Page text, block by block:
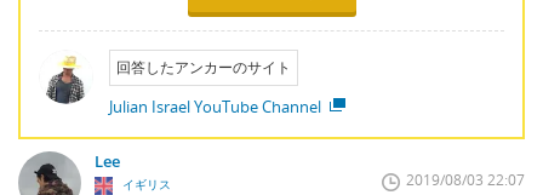
回答したアンカーのサイト
Julian Israel YouTube Channel
Lee
イギリス 2019/08/03 22:07